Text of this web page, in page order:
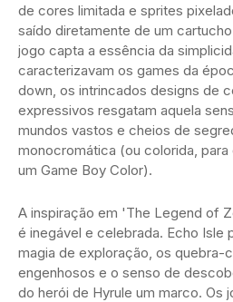
de cores limitada e sprites
saído diretamente de um
jogo capta a essência da
caracterizavam os games da
down, os intrincados designs de
expressivos resgatam aquela
mundos vastos e cheios de
monocromática (ou colorida,
um Game Boy Color).
A inspiração em 'The Legend of
é inegável e celebrada. Echo Isle
magia de exploração, os quebra-
engenhosos e o senso de
do herói de Hyrule um marco. Os